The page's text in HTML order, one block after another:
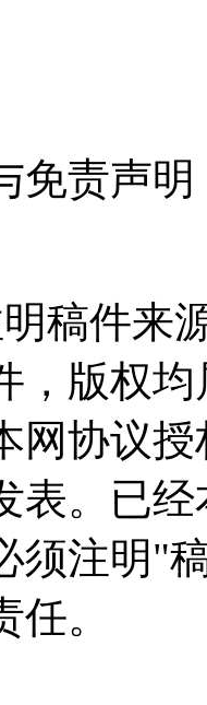
免责声明
稿件来
，版权
网协议
表。已
须注明"
。